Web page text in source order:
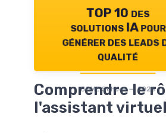
TOP 10 des
solutions IA pour
générer des leads
qualité
BOME School — 2026
Comprendre le
l'assistant virtuel